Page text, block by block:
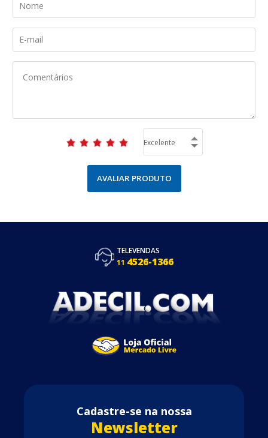
AVALIAR PRODUTO
TELEVENDAS
11 4526-1366
Cadastre-se na nossa
Newsletter